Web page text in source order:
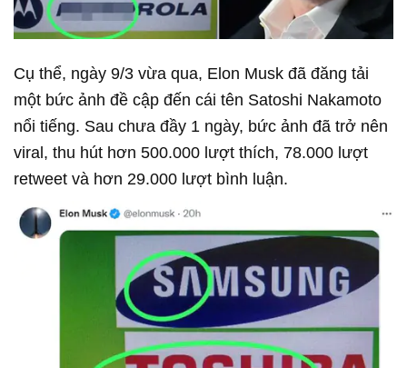
Cụ thể, ngày 9/3 vừa qua, Elon Musk đã đăng tải
một bức ảnh đề cập đến cái tên Satoshi Nakamoto
nổi tiếng. Sau chưa đầy 1 ngày, bức ảnh đã trở nên
viral, thu hút hơn 500.000 lượt thích, 78.000 lượt
retweet và hơn 29.000 lượt bình luận.